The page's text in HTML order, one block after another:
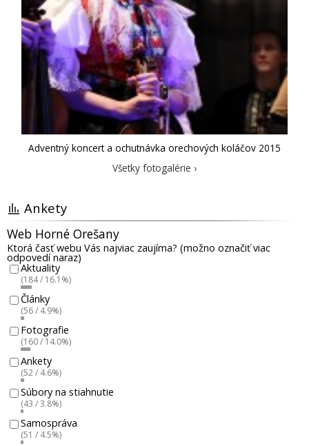
Adventný koncert a ochutnávka orechových koláčov 2015
Všetky fotogalérie ›
Ankety
Web Horné Orešany
Ktorá časť webu Vás najviac zaujíma? (možno označiť viac
odpovedí naraz)
Aktuality
(184 / 16.1%)
Články
(56 / 4.9%)
Fotografie
(160 / 14.0%)
Ankety
(52 / 4.6%)
Súbory na stiahnutie
(43 / 3.8%)
Samospráva
(51 / 4.5%)